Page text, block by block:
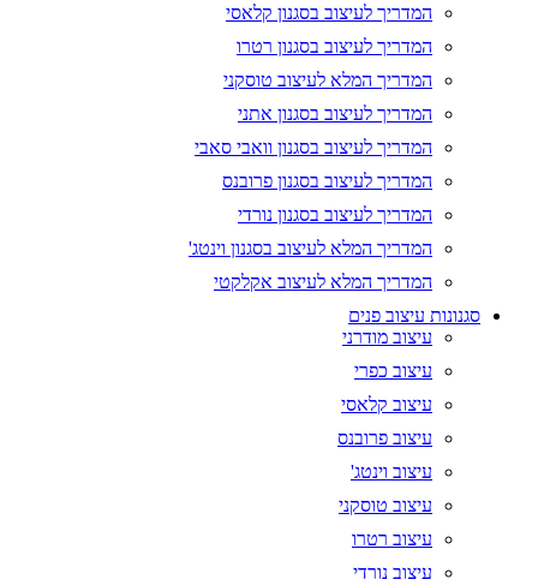
המדריך לעיצוב בסגנון קלאסי
המדריך לעיצוב בסגנון רטרו
המדריך המלא לעיצוב טוסקני
המדריך לעיצוב בסגנון אתני
המדריך לעיצוב בסגנון וואבי סאבי
המדריך לעיצוב בסגנון פרובנס
המדריך לעיצוב בסגנון נורדי
המדריך המלא לעיצוב בסגנון וינטג'
המדריך המלא לעיצוב אקלקטי
סגנונות עיצוב פנים
עיצוב מודרני
עיצוב כפרי
עיצוב קלאסי
עיצוב פרובנס
עיצוב וינטג'
עיצוב טוסקני
עיצוב רטרו
עיצוב נורדי